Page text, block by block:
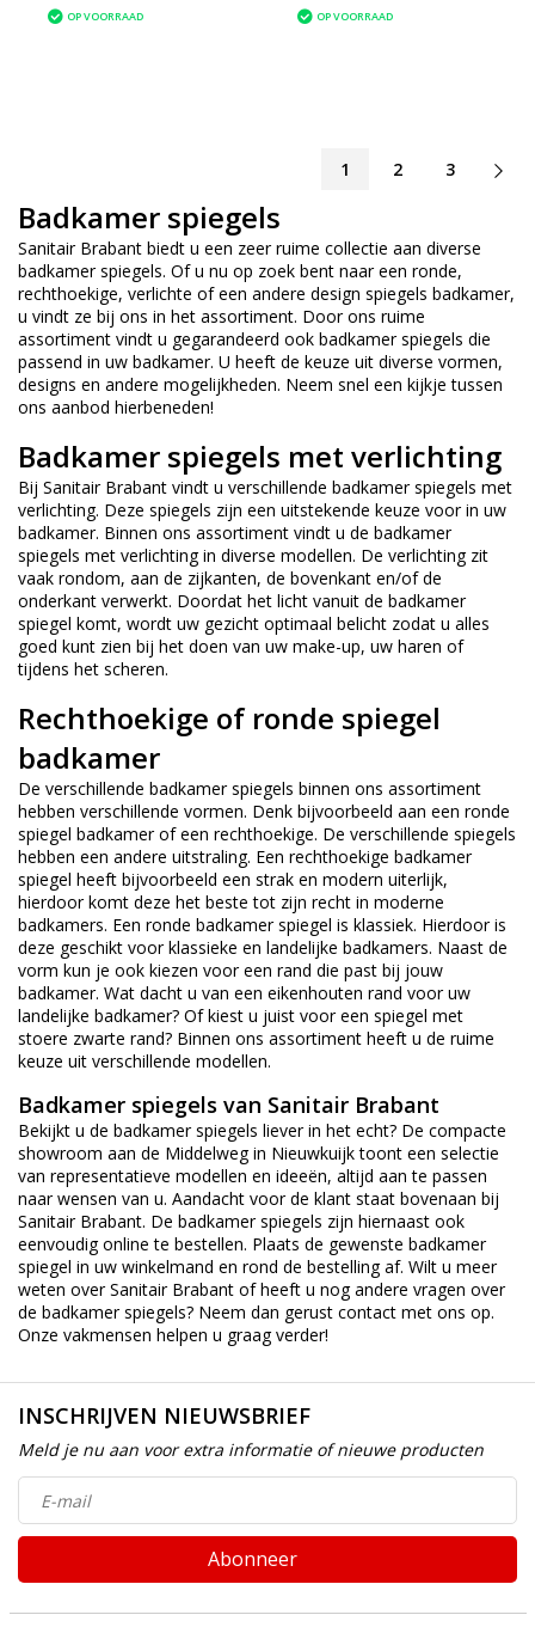
verlichting
OP VOORRAAD
verlichting
OP VOORRAAD
1 2 3
Badkamer spiegels
Sanitair Brabant biedt u een zeer ruime collectie aan diverse
badkamer spiegels. Of u nu op zoek bent naar een ronde,
rechthoekige, verlichte of een andere design spiegels badkamer,
u vindt ze bij ons in het assortiment. Door ons ruime
assortiment vindt u gegarandeerd ook badkamer spiegels die
passend in uw badkamer. U heeft de keuze uit diverse vormen,
designs en andere mogelijkheden. Neem snel een kijkje tussen
ons aanbod hierbeneden!
Badkamer spiegels met verlichting
Bij Sanitair Brabant vindt u verschillende badkamer spiegels met
verlichting. Deze spiegels zijn een uitstekende keuze voor in uw
badkamer. Binnen ons assortiment vindt u de badkamer
spiegels met verlichting in diverse modellen. De verlichting zit
vaak rondom, aan de zijkanten, de bovenkant en/of de
onderkant verwerkt. Doordat het licht vanuit de badkamer
spiegel komt, wordt uw gezicht optimaal belicht zodat u alles
goed kunt zien bij het doen van uw make-up, uw haren of
tijdens het scheren.
Rechthoekige of ronde spiegel
badkamer
De verschillende badkamer spiegels binnen ons assortiment
hebben verschillende vormen. Denk bijvoorbeeld aan een ronde
spiegel badkamer of een rechthoekige. De verschillende spiegels
hebben een andere uitstraling. Een rechthoekige badkamer
spiegel heeft bijvoorbeeld een strak en modern uiterlijk,
hierdoor komt deze het beste tot zijn recht in moderne
badkamers. Een ronde badkamer spiegel is klassiek. Hierdoor is
deze geschikt voor klassieke en landelijke badkamers. Naast de
vorm kun je ook kiezen voor een rand die past bij jouw
badkamer. Wat dacht u van een eikenhouten rand voor uw
landelijke badkamer? Of kiest u juist voor een spiegel met
stoere zwarte rand? Binnen ons assortiment heeft u de ruime
keuze uit verschillende modellen.
Badkamer spiegels van Sanitair Brabant
Bekijkt u de badkamer spiegels liever in het echt? De compacte
showroom aan de Middelweg in Nieuwkuijk toont een selectie
van representatieve modellen en ideeën, altijd aan te passen
naar wensen van u. Aandacht voor de klant staat bovenaan bij
Sanitair Brabant. De badkamer spiegels zijn hiernaast ook
eenvoudig online te bestellen. Plaats de gewenste badkamer
spiegel in uw winkelmand en rond de bestelling af. Wilt u meer
weten over Sanitair Brabant of heeft u nog andere vragen over
de badkamer spiegels? Neem dan gerust contact met ons op.
Onze vakmensen helpen u graag verder!
INSCHRIJVEN NIEUWSBRIEF
Meld je nu aan voor extra informatie of nieuwe producten
Abonneer